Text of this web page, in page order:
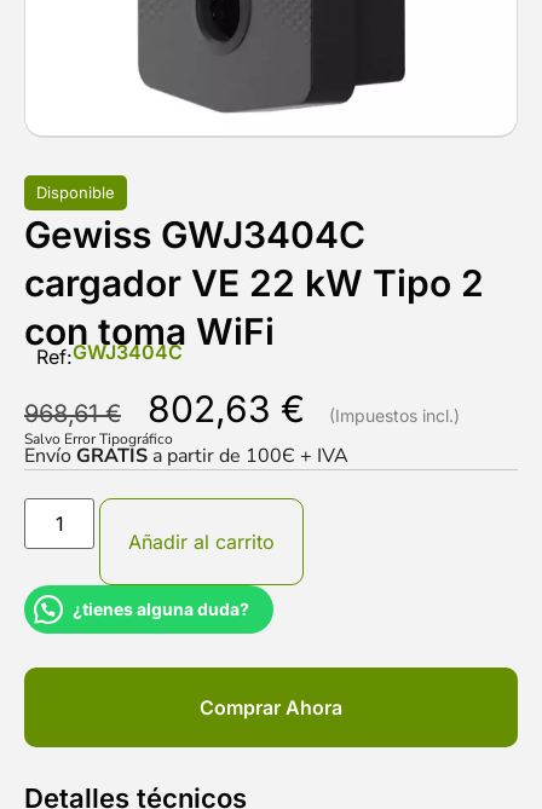
Disponible
Gewiss GWJ3404C
cargador VE 22 kW Tipo 2
con toma WiFi
Ref:GWJ3404C
968,61€ 802,63 €
Salvo Error Tipográfico
EnvíoGRATIS a partir de 100Є + IVA
Añadir al carrito
¿tienes alguna duda?
Comprar Ahora
Detalles técnicos